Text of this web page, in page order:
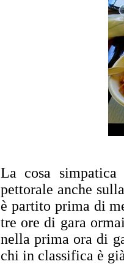
La cosa
pettorale anche
è partito prima di
tre ore di gara
nella prima ora di
chi in classifica è